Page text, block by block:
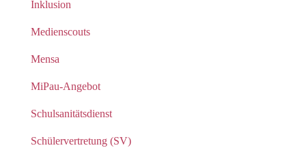
Inklusion
Medienscouts
Mensa
MiPau-Angebot
Schulsanitätsdienst
Schülervertretung (SV)